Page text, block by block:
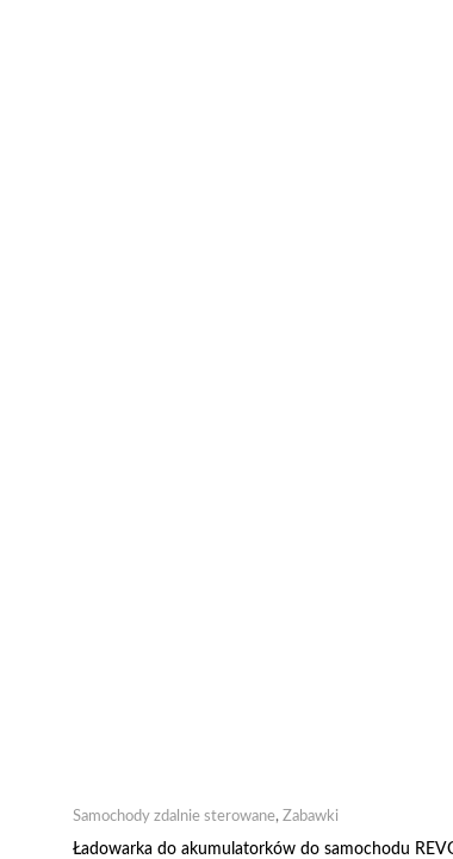
Samochody zdalnie sterowane, Zabawki
Ładowarka do akumulatorków do samochodu